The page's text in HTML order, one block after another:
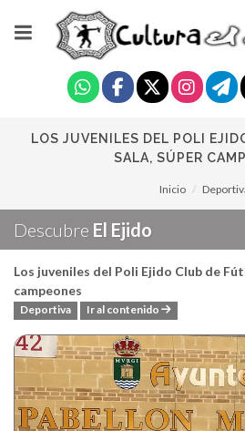
LOS JUVENILES DEL POLI
SALA, SÚPER
Inicio
Descubre El Ejido
Los juveniles del Poli Ejido Club de
campeones
Deportiva Ir al contenido